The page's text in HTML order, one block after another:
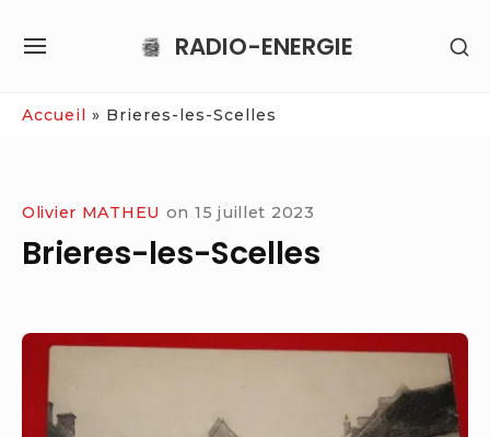
RADIO-ENERGIE
SITE
Accueil » Brieres-les-Scelles
Olivier MATHEU on 15 juillet 2023
Brieres-les-Scelles